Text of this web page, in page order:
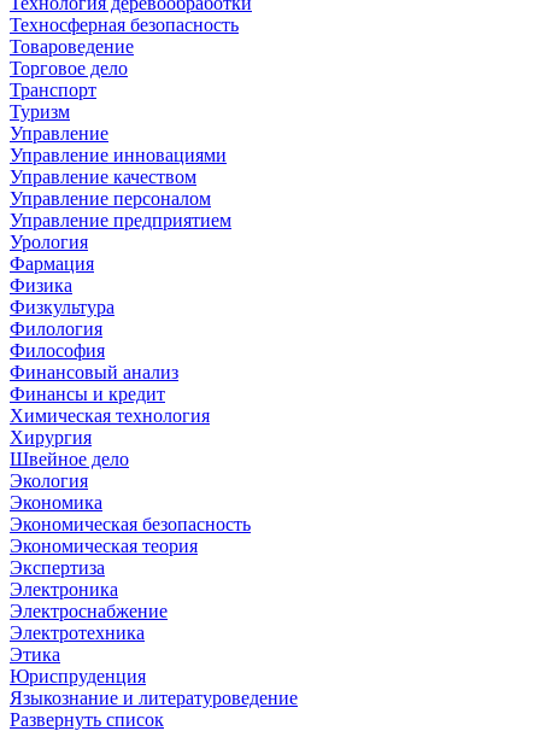
Техносферная безопасность
Товароведение
Торговое дело
Транспорт
Туризм
Управление
Управление инновациями
Управление качеством
Управление персоналом
Управление предприятием
Урология
Фармация
Физика
Физкультура
Филология
Философия
Финансовый анализ
Финансы и кредит
Химическая технология
Хирургия
Швейное дело
Экология
Экономика
Экономическая безопасность
Экономическая теория
Экспертиза
Электроника
Электроснабжение
Электротехника
Этика
Юриспруденция
Языкознание и литературоведение
Развернуть список